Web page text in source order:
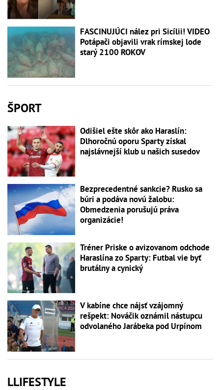
FASCINUJÚCI nález pri Sicílii! VIDEO
Potápači objavili vrak rímskej lode
starý 2100 ROKOV
ŠPORT
Odišiel ešte skôr ako Haraslín:
Dlhoročnú oporu Sparty získal
najslávnejší klub u našich susedov
Bezprecedentné sankcie? Rusko sa
búri a podáva novú žalobu:
Obmedzenia porušujú práva
organizácie!
Tréner Priske o avizovanom odchode
Haraslína zo Sparty: Futbal vie byť
brutálny a cynický
V kabíne chce nájsť vzájomný
rešpekt: Nováčik oznámil nástupcu
odvolaného Jarábeka pod Urpínom
LLIFESTYLE